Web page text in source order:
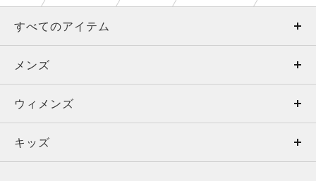
すべてのアイテム
メンズ
ウィメンズ
キッズ
メンズ
トップス
ボトムス
ウィメンズ
トップス
キッズ